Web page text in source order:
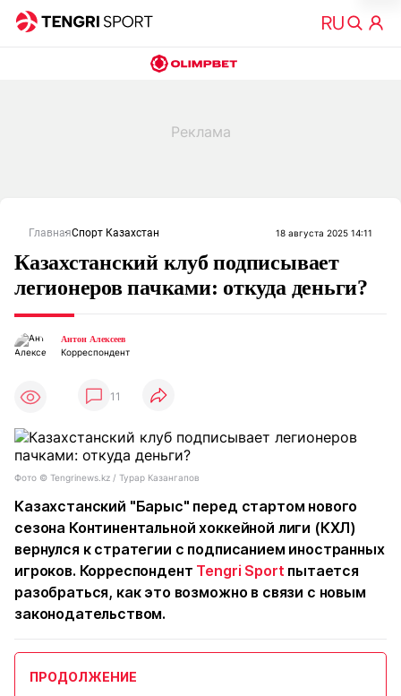
ГлавнаяСпорт Казахстан 18 августа 2025 14:11
Казахстанский клуб подписывает
легионеров пачками: откуда деньги?
Антон Алексеев
Корреспондент
11
Фото ©️ Tengrinews.kz / Турар Казангапов
Казахстанский "Барыс" перед стартом нового
сезона Континентальной хоккейной лиги (КХЛ)
вернулся к стратегии с подписанием иностранных
игроков. Корреспондент Tengri Sport пытается
разобраться, как это возможно в связи с новым
законодательством.
ПРОДОЛЖЕНИЕ